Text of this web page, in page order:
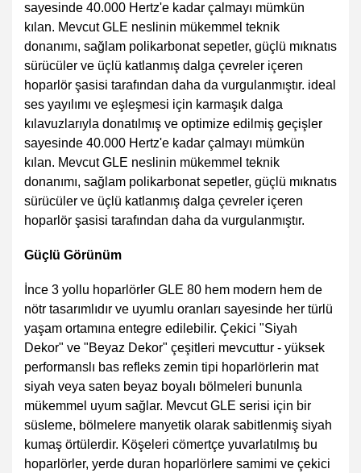
sayesinde 40.000 Hertz'e kadar çalmayı mümkün
kılan. Mevcut GLE neslinin mükemmel teknik
donanımı, sağlam polikarbonat sepetler, güçlü mıknatıs
sürücüler ve üçlü katlanmış dalga çevreler içeren
hoparlör şasisi tarafından daha da vurgulanmıştır. ideal
ses yayılımı ve eşleşmesi için karmaşık dalga
kılavuzlarıyla donatılmış ve optimize edilmiş geçişler
sayesinde 40.000 Hertz'e kadar çalmayı mümkün
kılan. Mevcut GLE neslinin mükemmel teknik
donanımı, sağlam polikarbonat sepetler, güçlü mıknatıs
sürücüler ve üçlü katlanmış dalga çevreler içeren
hoparlör şasisi tarafından daha da vurgulanmıştır.
Güçlü Görünüm
İnce 3 yollu hoparlörler GLE 80 hem modern hem de
nötr tasarımlıdır ve uyumlu oranları sayesinde her türlü
yaşam ortamına entegre edilebilir. Çekici "Siyah
Dekor" ve "Beyaz Dekor" çeşitleri mevcuttur - yüksek
performanslı bas refleks zemin tipi hoparlörlerin mat
siyah veya saten beyaz boyalı bölmeleri bununla
mükemmel uyum sağlar. Mevcut GLE serisi için bir
süsleme, bölmelere manyetik olarak sabitlenmiş siyah
kumaş örtülerdir. Köşeleri cömertçe yuvarlatılmış bu
hoparlörler, yerde duran hoparlörlere samimi ve çekici